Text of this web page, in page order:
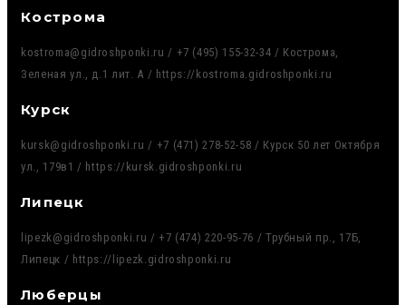
Кострома
kostroma@gidroshponki.ru / +7 (495) 155-32-34 / Кострома,
Зеленая ул., д.1 лит. А / https://kostroma.gidroshponki.ru
Курск
kursk@gidroshponki.ru / +7 (471) 278-52-58 / Курск 50 лет Октября
ул., 179в1 / https://kursk.gidroshponki.ru
Липецк
lipezk@gidroshponki.ru / +7 (474) 220-95-76 / Трубный пр., 17Б,
Липецк / https://lipezk.gidroshponki.ru
Люберцы